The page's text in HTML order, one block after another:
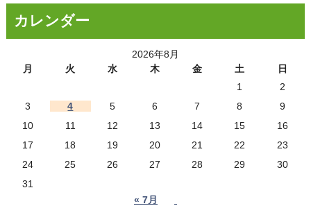
カレンダー
2026年8月
月
火 水 木 金 土
日
1
2
3
4 5 6 7 8
9
10
11 12 13 14 15
16
17
18 19 20 21 22
23
24
25 26 27 28 29
30
31
« 7月